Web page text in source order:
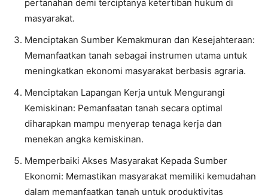
pertanahan demi terciptanya ketertiban hukum di
masyarakat.
​Menciptakan Sumber Kemakmuran dan Kesejahteraan:
Memanfaatkan tanah sebagai instrumen utama untuk
meningkatkan ekonomi masyarakat berbasis agraria.
​Menciptakan Lapangan Kerja untuk Mengurangi
Kemiskinan: Pemanfaatan tanah secara optimal
diharapkan mampu menyerap tenaga kerja dan
menekan angka kemiskinan.
​Memperbaiki Akses Masyarakat Kepada Sumber
Ekonomi: Memastikan masyarakat memiliki kemudahan
dalam memanfaatkan tanah untuk produktivitas